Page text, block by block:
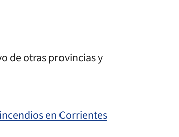
de otras provincias y
en Corrientes